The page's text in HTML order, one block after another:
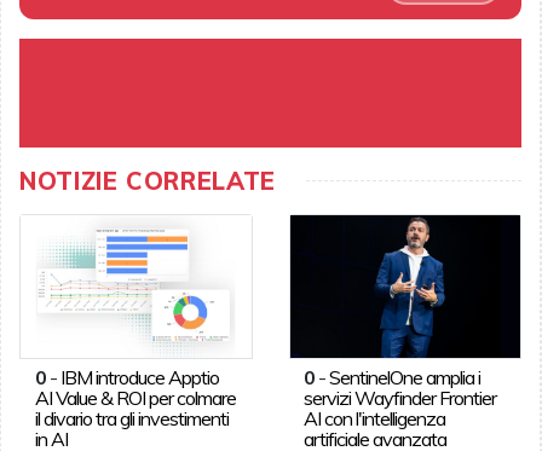
NOTIZIE CORRELATE
0- IBM introduce Apptio
AI Value & ROI per colmare
il divario tra gli investimenti
in AI
0 -SentinelOne amplia i
servizi Wayfinder Frontier
AI con l'intelligenza
artificiale avanzata